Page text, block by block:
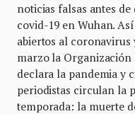
noticias falsas antes
covid-19 en Wuhan.
abiertos al coronavirus
marzo la Organización
declara la pandemia y
periodistas circulan la
temporada: la muerte